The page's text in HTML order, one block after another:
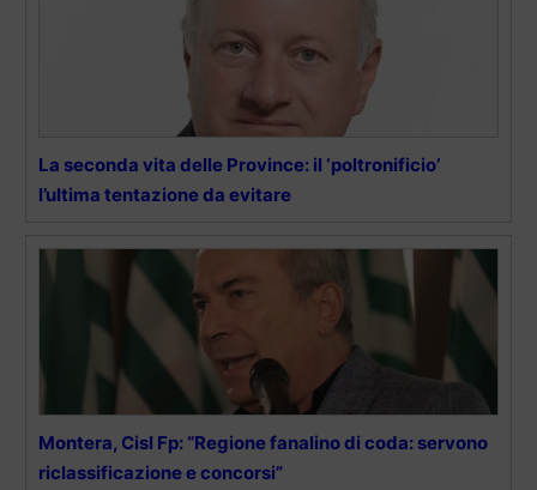
La seconda vita delle Province: il ‘poltronificio’
l’ultima tentazione da evitare
Montera, Cisl Fp: “Regione fanalino di coda: servono
riclassificazione e concorsi”